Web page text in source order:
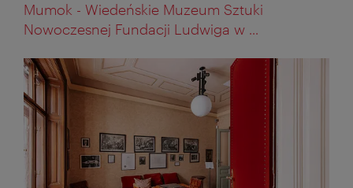
Mumok - Wiedeńskie Muzeum Sztuki
Nowoczesnej Fundacji Ludwiga w ...